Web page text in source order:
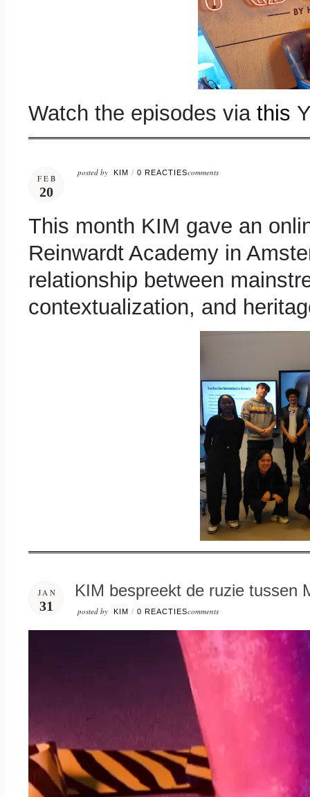
Watch the episodes via this
FEB
20
posted by KIM / 0 REACTIEScomments
This month KIM gave an
Reinwardt Academy in
relationship between
contextualization, and
JAN
31
KIM bespreekt de ruzie tussen
posted by KIM / 0 REACTIEScomments